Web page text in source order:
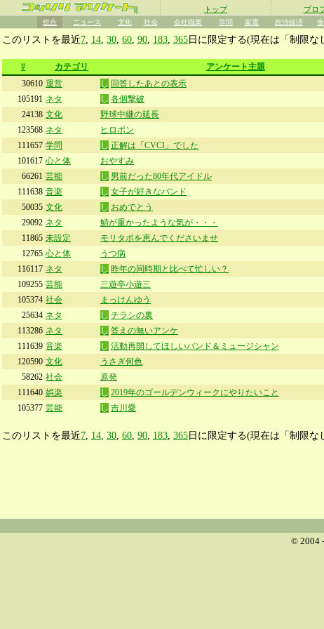
β トップ プロ
総合 ニュース 文化 社会 会社職業 学問 家電 政治経済 食
このリストを最近7 14 30 60 90 183 365日に限定する(現在は「制限な
# カテゴリ アンケート主題
30610 運営 し 回答したあとの表示
105191 ネタ し 各個撃破
24138 文化 野球中継の延長
123568 ネタ ヒロポン
111657 学問 し 正解は「CVCI」でした
101617 心と体 おやすみ
66261 芸能 し 男前だった80年代アイドル
111638 音楽 し 女子が好きなバンド
50035 文化 し おめでとう
29092 ネタ 鯖が重かったような気が・・・
11865 未設定 モリタポを恵んでくださいませ
12765 心と体 うつ病
116117 ネタ し 昨年の同時期と比べて忙しい？
109255 芸能 三遊亭小遊三
105374 社会 まっけんゆう
25634 ネタ し チラシの裏
113286 ネタ し 答えの無いアンケ
111639 音楽 し 活動再開してほしいバンド＆ミュージシャン
120590 文化 うさぎ何色
58262 社会 原発
111640 娯楽 し 2019年のゴールデンウィークにやりたいこと
105377 芸能 し 吉川愛
このリストを最近7 14 30 60 90 183 365日に限定する(現在は「制限な
© 2004